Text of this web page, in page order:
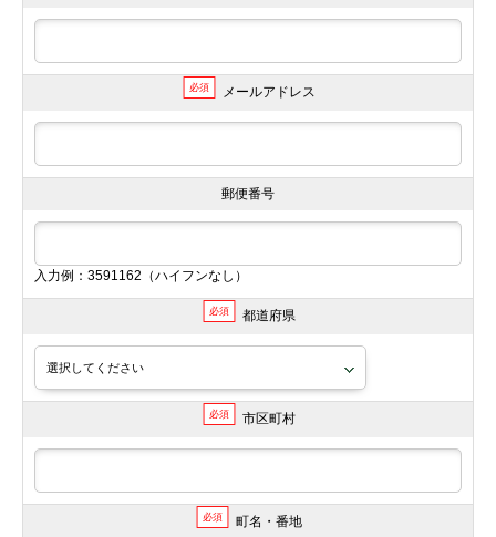
必須 メールアドレス
郵便番号
入力例：3591162（ハイフンなし）
必須 都道府県
必須 市区町村
必須 町名・番地